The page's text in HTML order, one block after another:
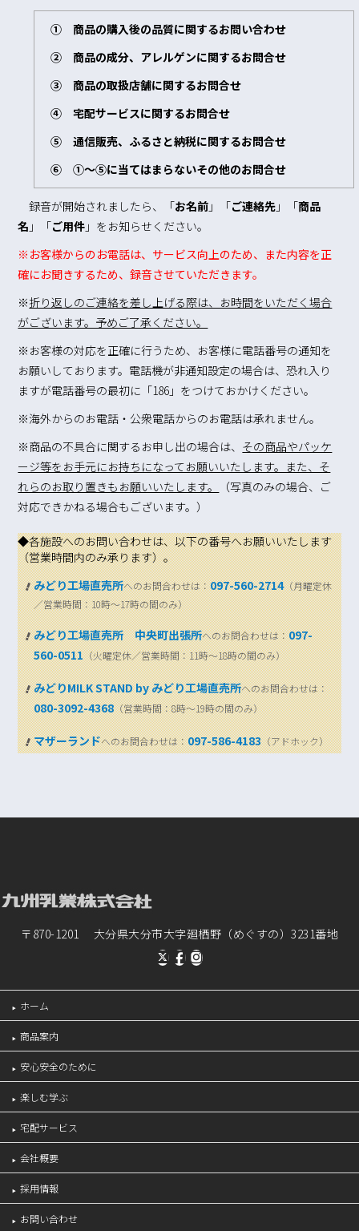
① 商品の購入後の品質に関するお問い合わせ
② 商品の成分、アレルゲンに関するお問合せ
③ 商品の取扱店舗に関するお問合せ
④ 宅配サービスに関するお問合せ
⑤ 通信販売、ふるさと納税に関するお問合せ
⑥ ①～⑤に当てはまらないその他のお問合せ
録音が開始されましたら、「お名前 」「ご連絡先 」「商品
名 」「ご用件 」をお知らせください。
※お客様からのお電話は、サービス向上のため、また内容を正
確にお聞きするため、録音させていただきます。
※折り返しのご連絡を差し上げる際は、お時間をいただく場合
がございます。予めご了承ください。
※お客様の対応を正確に行うため、お客様に電話番号の通知を
お願いしております。電話機が非通知設定の場合は、恐れ入り
ますが電話番号の最初に「186」をつけておかけください。
※海外からのお電話・公衆電話からのお電話は承れません。
※商品の不具合に関するお申し出の場合は、 その商品やパッケ
ージ等をお手元にお持ちになってお願いいたします。また、そ
れらのお取り置きもお願いいたします。
（写真のみの場合、ご
対応できかねる場合もございます。）
◆各施設へのお問い合わせは、以下の番号へお願いいたします
（営業時間内のみ承ります）。
みどり工場直売所へのお問合わせは：097-560-2714（月曜定休
／営業時間：10時～17時の間のみ）
みどり工場直売所 中央町出張所へのお問合わせは：097-
560-0511（火曜定休／営業時間：11時～18時の間のみ）
みどりMILK STAND by みどり工場直売所へのお問合わせは：
080-3092-4368（営業時間：8時～19時の間のみ）
マザーランドへのお問合わせは：097-586-4183（アドホック）
〒870-1201 大分県大分市大字廻栖野（めぐすの）3231番地
ホーム
商品案内
安心安全のために
楽しむ学ぶ
宅配サービス
会社概要
採用情報
お問い合わせ